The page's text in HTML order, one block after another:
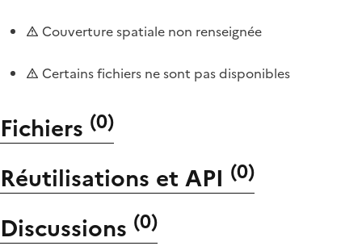
Couverture spatiale non renseignée
Certains fichiers ne sont pas disponibles
Fichiers (0)
Réutilisations et API (0)
Discussions (0)